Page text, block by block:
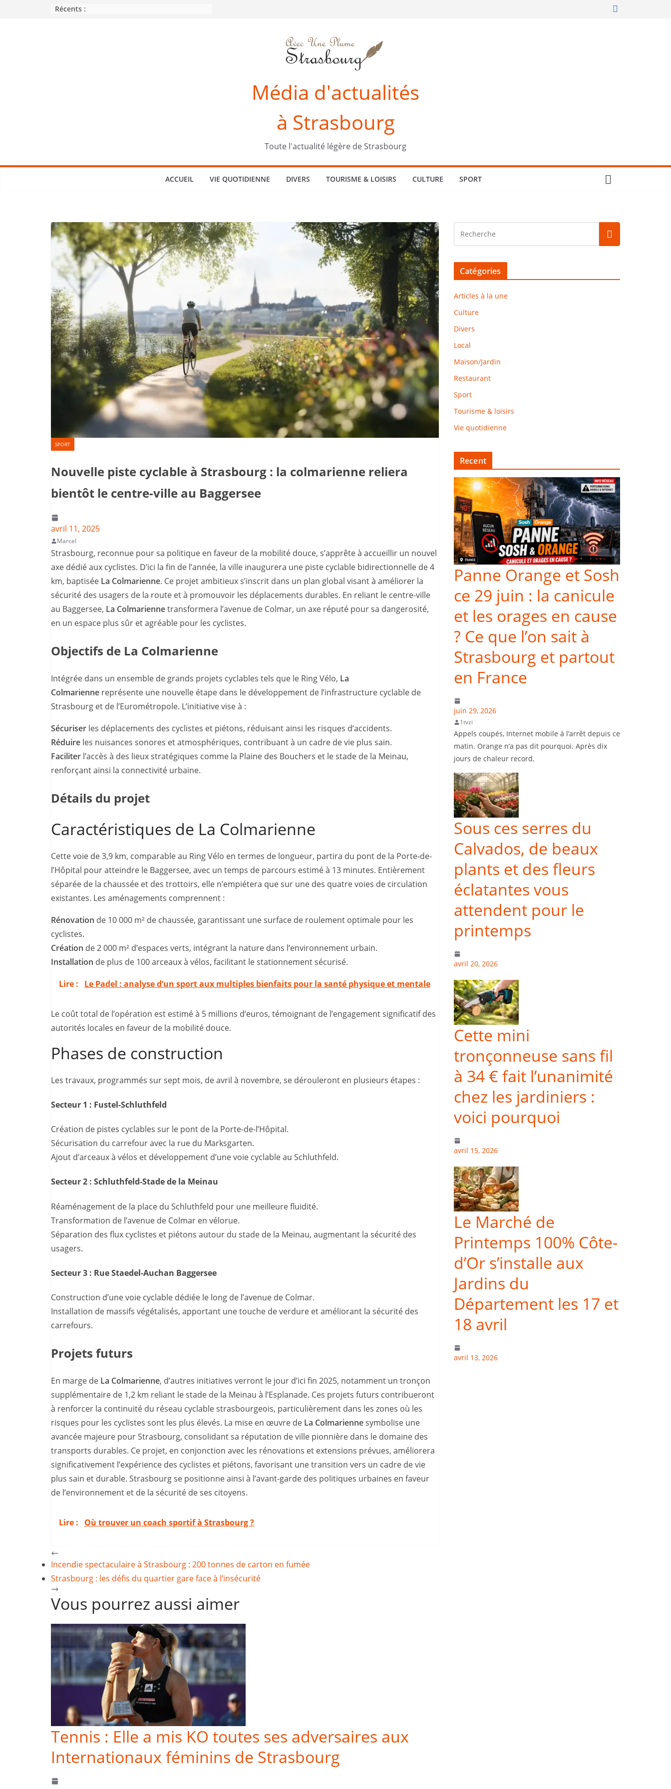
Récents :
Média d'actualités
à Strasbourg
Toute l'actualité légère de Strasbourg
ACCUEIL VIE QUOTIDIENNE DIVERS TOURISME & LOISIRS CULTURE SPORT
SPORT
Nouvelle piste cyclable à Strasbourg : la colmarienne reliera
bientôt le centre-ville au Baggersee
avril 11, 2025
Marcel
Strasbourg, reconnue pour sa politique en faveur de la mobilité douce, s’apprête à accueillir un nouvel
axe dédié aux cyclistes. D’ici la fin de l’année, la ville inaugurera une piste cyclable bidirectionnelle de 4
km, baptisée La Colmarienne. Ce projet ambitieux s’inscrit dans un plan global visant à améliorer la
sécurité des usagers de la route et à promouvoir les déplacements durables. En reliant le centre-ville
au Baggersee, La Colmariennetransformera l’avenue de Colmar, un axe réputé pour sa dangerosité,
en un espace plus sûr et agréable pour les cyclistes.
Objectifs de La Colmarienne
Intégrée dans un ensemble de grands projets cyclables tels que le Ring Vélo, La
Colmarienne représente une nouvelle étape dans le développement de l’infrastructure cyclable de
Strasbourg et de l’Eurométropole. L’initiative vise à :
Sécuriser les déplacements des cyclistes et piétons, réduisant ainsi les risques d’accidents.
Réduire les nuisances sonores et atmosphériques, contribuant à un cadre de vie plus sain.
Faciliter l’accès à des lieux stratégiques comme la Plaine des Bouchers et le stade de la Meinau,
renforçant ainsi la connectivité urbaine.
Détails du projet
Caractéristiques de La Colmarienne
Cette voie de 3,9 km, comparable au Ring Vélo en termes de longueur, partira du pont de la Porte-de-
l’Hôpital pour atteindre le Baggersee, avec un temps de parcours estimé à 13 minutes. Entièrement
séparée de la chaussée et des trottoirs, elle n’empiétera que sur une des quatre voies de circulation
existantes. Les aménagements comprennent :
Rénovation de 10 000 m² de chaussée, garantissant une surface de roulement optimale pour les
cyclistes.
Création de 2 000 m² d’espaces verts, intégrant la nature dans l’environnement urbain.
Installation de plus de 100 arceaux à vélos, facilitant le stationnement sécurisé.
Lire :
Le Padel : analyse d’un sport aux multiples bienfaits pour la santé physique et mentale
Le coût total de l’opération est estimé à 5 millions d’euros, témoignant de l’engagement significatif des
autorités locales en faveur de la mobilité douce.
Phases de construction
Les travaux, programmés sur sept mois, de avril à novembre, se dérouleront en plusieurs étapes :
Secteur 1 : Fustel-Schluthfeld
Création de pistes cyclables sur le pont de la Porte-de-l’Hôpital.
Sécurisation du carrefour avec la rue du Marksgarten.
Ajout d’arceaux à vélos et développement d’une voie cyclable au Schluthfeld.
Secteur 2 : Schluthfeld-Stade de la Meinau
Réaménagement de la place du Schluthfeld pour une meilleure fluidité.
Transformation de l’avenue de Colmar en vélorue.
Séparation des flux cyclistes et piétons autour du stade de la Meinau, augmentant la sécurité des
usagers.
Secteur 3 : Rue Staedel-Auchan Baggersee
Construction d’une voie cyclable dédiée le long de l’avenue de Colmar.
Installation de massifs végétalisés, apportant une touche de verdure et améliorant la sécurité des
carrefours.
Projets futurs
En marge de La Colmarienne, d’autres initiatives verront le jour d’ici fin 2025, notamment un tronçon
supplémentaire de 1,2 km reliant le stade de la Meinau à l’Esplanade. Ces projets futurs contribueront
à renforcer la continuité du réseau cyclable strasbourgeois, particulièrement dans les zones où les
risques pour les cyclistes sont les plus élevés. La mise en œuvre de La Colmariennesymbolise une
avancée majeure pour Strasbourg, consolidant sa réputation de ville pionnière dans le domaine des
transports durables. Ce projet, en conjonction avec les rénovations et extensions prévues, améliorera
significativement l’expérience des cyclistes et piétons, favorisant une transition vers un cadre de vie
plus sain et durable. Strasbourg se positionne ainsi à l’avant-garde des politiques urbaines en faveur
de l’environnement et de la sécurité de ses citoyens.
Lire : Où trouver un coach sportif à Strasbourg ?
Incendie spectaculaire à Strasbourg : 200 tonnes de carton en fumée
Strasbourg : les défis du quartier gare face à l’insécurité
Vous pourrez aussi aimer
Tennis : Elle a mis KO toutes ses adversaires aux
Internationaux féminins de Strasbourg
Catégories
Articles à la une
Culture
Divers
Local
Maison/Jardin
Restaurant
Sport
Tourisme & loisirs
Vie quotidienne
Recent
Panne Orange et Sosh
ce 29 juin : la canicule
et les orages en cause
? Ce que l’on sait à
Strasbourg et partout
en France
juin 29, 2026
1tvzi
Appels coupés, Internet mobile à l’arrêt depuis ce
matin. Orange n’a pas dit pourquoi. Après dix
jours de chaleur record,
Sous ces serres du
Calvados, de beaux
plants et des fleurs
éclatantes vous
attendent pour le
printemps
avril 20, 2026
Cette mini
tronçonneuse sans fil
à 34 € fait l’unanimité
chez les jardiniers :
voici pourquoi
avril 15, 2026
Le Marché de
Printemps 100% Côte-
d’Or s’installe aux
Jardins du
Département les 17 et
18 avril
avril 13, 2026